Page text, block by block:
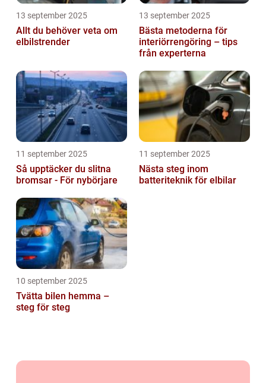
13 september 2025
Allt du behöver veta om
elbilstrender
13 september 2025
Bästa metoderna för
interiörrengöring – tips
från experterna
11 september 2025
Så upptäcker du slitna
bromsar - För nybörjare
11 september 2025
Nästa steg inom
batteriteknik för elbilar
10 september 2025
Tvätta bilen hemma –
steg för steg